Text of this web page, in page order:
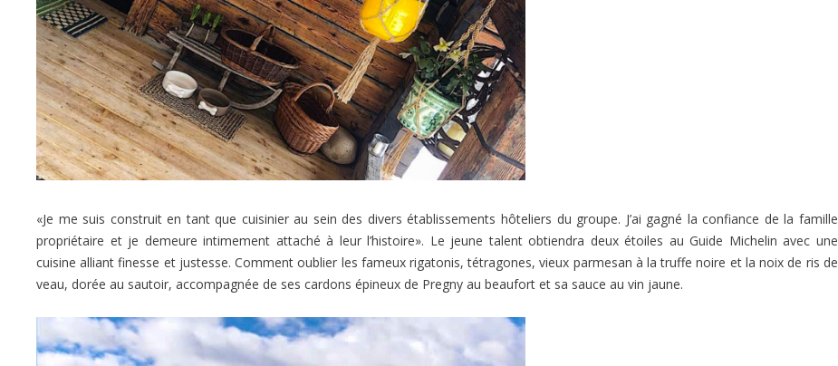
«Je me suis construit en tant que cuisinier au sein des divers établissements hôteliers du groupe. J’ai gagné la confiance de la famille
propriétaire et je demeure intimement attaché à leur l’histoire». Le jeune talent obtiendra deux étoiles au Guide Michelin avec une
cuisine alliant finesse et justesse. Comment oublier les fameux rigatonis, tétragones, vieux parmesan à la truffe noire et la noix de ris de
veau, dorée au sautoir, accompagnée de ses cardons épineux de Pregny au beaufort et sa sauce au vin jaune.